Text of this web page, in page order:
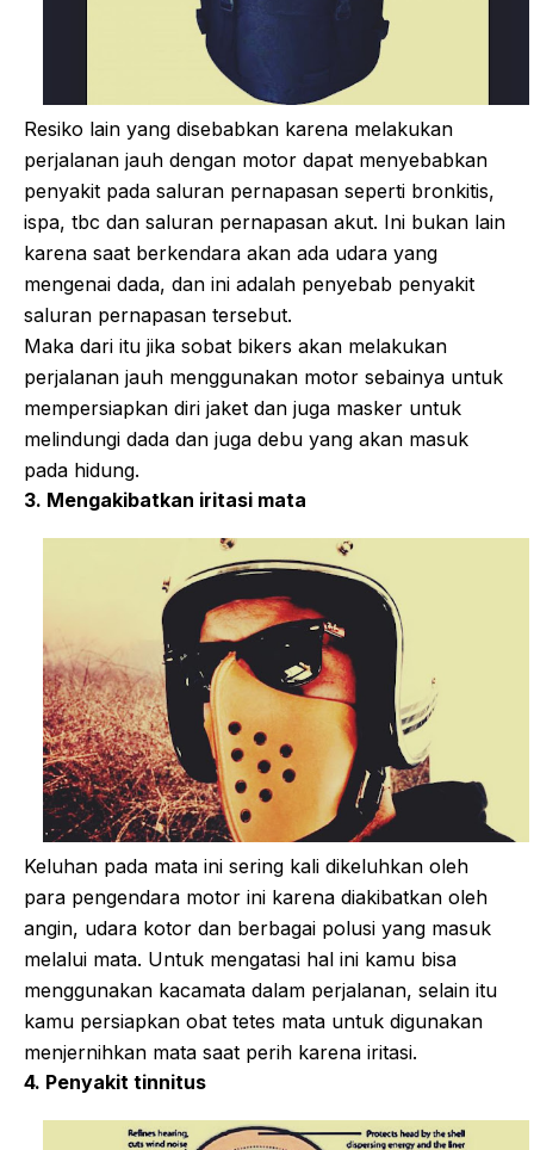
Resiko lain yang disebabkan karena melakukan
perjalanan jauh dengan motor dapat menyebabkan
penyakit pada saluran pernapasan seperti bronkitis,
ispa, tbc dan saluran pernapasan akut. Ini bukan lain
karena saat berkendara akan ada udara yang
mengenai dada, dan ini adalah penyebab penyakit
saluran pernapasan tersebut.
Maka dari itu jika sobat bikers akan melakukan
perjalanan jauh menggunakan motor sebainya untuk
mempersiapkan diri jaket dan juga masker untuk
melindungi dada dan juga debu yang akan masuk
pada hidung.
3. Mengakibatkan iritasi mata
Keluhan pada mata ini sering kali dikeluhkan oleh
para pengendara motor ini karena diakibatkan oleh
angin, udara kotor dan berbagai polusi yang masuk
melalui mata. Untuk mengatasi hal ini kamu bisa
menggunakan kacamata dalam perjalanan, selain itu
kamu persiapkan obat tetes mata untuk digunakan
menjernihkan mata saat perih karena iritasi.
4. Penyakit tinnitus